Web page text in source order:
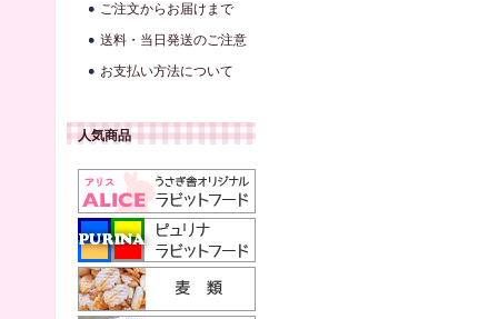
ご注文からお届けまで
送料・当日発送のご注意
お支払い方法について
人気商品